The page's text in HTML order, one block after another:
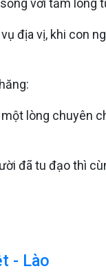
với tấm lòng
địa vị, khi con
lòng chuyên
đã tu đạo thì
- Lào